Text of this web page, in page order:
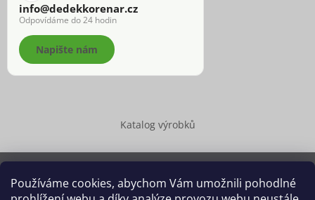
Používáme cookies, abychom Vám umožnili pohodlné
info@dedekkorenar.cz
Odpovídáme do 24 hodin
Napište nám
Katalog výrobků